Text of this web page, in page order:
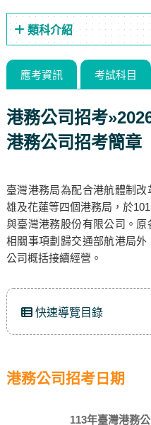
類科介紹
應考資訊 考試科目
港務公司招考
港務公司招考簡章
臺灣港務局為配合港航體制
雄及花蓮等四個港務局，於
與臺灣港務股份有限公司。
相關事項劃歸交通部航港局
公司概括接續經營。
快速導覽目錄
港務公司招考日期
113年臺灣港務